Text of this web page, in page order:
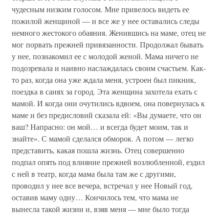
чудесным низким голосом. Мне привелось видеть ее
пожилой женщиной — и все же у нее оставались следы
немного жестокого обаяния. Женившись на маме, отец не
мог порвать прежней привязанности. Продолжал бывать
у нее, познакомил ее с молодой женой. Мама ничего не
подозревала и наивно наслаждалась своим счастьем. Как-
то раз, когда она уже ждала меня, устроен был пикник,
поездка в санях за город. Эта женщина захотела ехать с
мамой. И когда они очутились вдвоем, она повернулась к
маме и без предисловий сказала ей: «Вы думаете, что он
ваш? Напрасно: он мой… и всегда будет моим, так и
знайте». С мамой сделался обморок. А потом — легко
представить, какая пошла жизнь. Отец совершенно
подпал опять под влияние прежней возлюбленной, ездил
с ней в театр, когда мама была там же с другими,
проводил у нее все вечера, встречал у нее Новый год,
оставив маму одну… Кончилось тем, что мама не
вынесла такой жизни и, взяв меня — мне было тогда